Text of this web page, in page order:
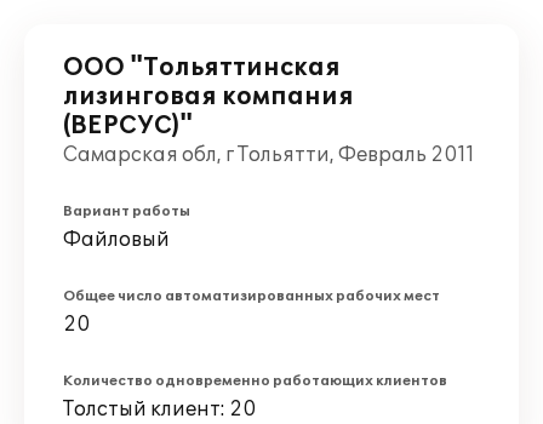
ООО "Тольяттинская
лизинговая компания
(ВЕРСУС)"
Самарская обл, г Тольятти, Февраль 2011
Вариант работы
Файловый
Общее число автоматизированных рабочих мест
20
Количество одновременно работающих клиентов
Толстый клиент: 20